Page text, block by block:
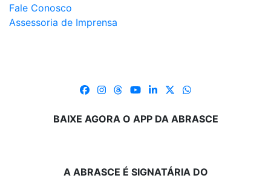
Fale Conosco
Assessoria de Imprensa
BAIXE AGORA O APP DA ABRASCE
A ABRASCE É SIGNATÁRIA DO